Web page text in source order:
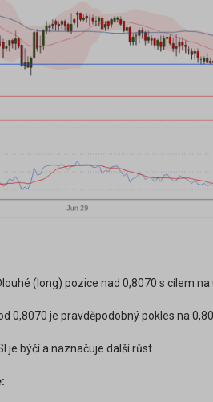
(long) pozice nad 0,8070 s cílem na
0,8070 je pravděpodobný pokles na
je býčí a naznačuje další růst.